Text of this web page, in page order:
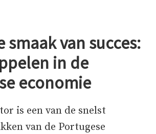
smaak van succes:
in de
economie
is een van de snelst
van de Portugese